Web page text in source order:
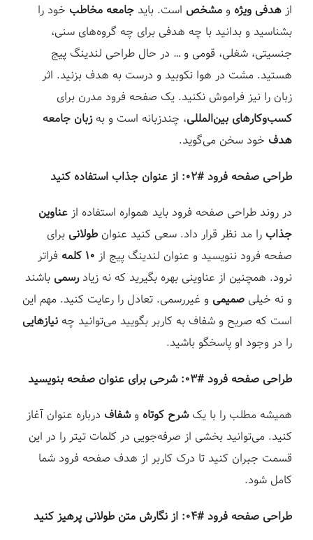
ازهدفی ویژه و مشخص است. باید جامعه مخاطب خود را
بشناسید و بدانید با چه هدفی برای چه گروه‌های سنی،
جنسیتی، شغلی، قومی و … در حال طراحی لندینگ پیج
هستید. مشت در هوا نکوبید و درست به هدف بزنید. اثر
زبان را نیز فراموش نکنید. یک صفحه فرود مدرن برای
کسب‌وکارهای بین‌المللی، چندزبانه است و بهزبان جامعه
هدف خود سخن می‌گوید.⁣
طراحی صفحه فرود #۰۲: از عنوان جذاب استفاده کنید⁣
در روند طراحی صفحه فرود باید همواره استفاده ازعناوین
جذاب را مد نظر قرار داد. سعی کنید عنوان طولانی برای
صفحه فرود ننویسید و عنوان لندینگ پیج از ۱۰ کلمه
فراتر
نرود. همچنین از عناوینی بهره بگیرید که نه زیادرسمی باشند
و نه خیلی صمیمی و غیررسمی. تعادل را رعایت کنید. مهم این
است که صریح و شفاف به کاربر بگویید می‌توانید چه نیازهایی
را در وجود او پاسخگو باشید.⁣
طراحی صفحه فرود #۰۳: شرحی برای عنوان صفحه بنویسید⁣
همیشه مطلب را با یکشرح کوتاه وشفاف درباره عنوان آغاز
کنید. می‌توانید بخشی از صرفه‌جویی در کلمات تیتر را در این
قسمت جبران کنید تا درک کاربر از هدف صفحه فرود شما
کامل شود.⁣
طراحی صفحه فرود #۰۴: از نگارش متن طولانی پرهیز کنید⁣